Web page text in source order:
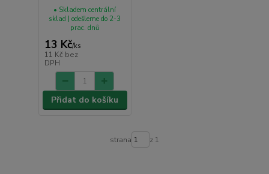
13 Kč/ks
11 Kč bez
DPH
• Skladem centrální
sklad | odešleme do 2-3
prac. dnů
Přidat do košíku
strana z 1